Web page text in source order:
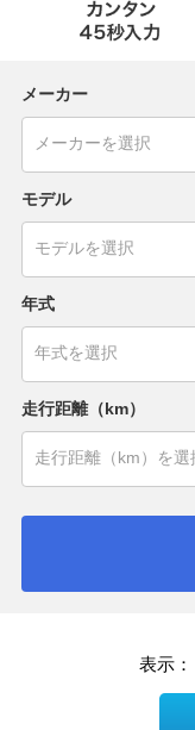
メーカー
モデル
年式
走行距離（km）
表示：